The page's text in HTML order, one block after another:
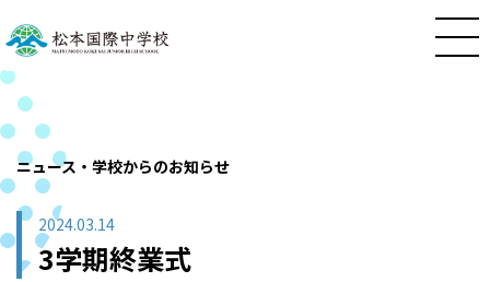
ニュース・学校からのお知らせ
2024.03.14
3学期終業式